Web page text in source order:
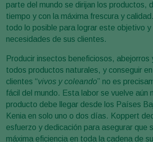
parte del mundo se dirijan los productos,
tiempo y con la máxima frescura y
todo lo posible para lograr este objetivo y
necesidades de sus clientes.
Producir insectos beneficiosos, abejorros
todos productos naturales, y conseguir
clientes “vivos y coleando” no es
fácil del mundo. Esta labor se vuelve aún
producto debe llegar desde los Países
Kenia en solo uno o dos días. Koppert
esfuerzo y dedicación para asegurar que
máxima eficiencia en toda la cadena de